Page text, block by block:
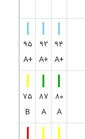
94
A+
92
A+
95
A+
80
A
87
A
75
B